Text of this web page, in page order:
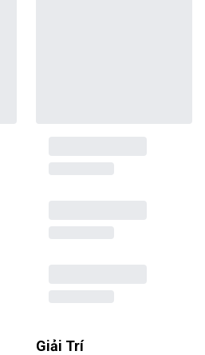
Giải Trí